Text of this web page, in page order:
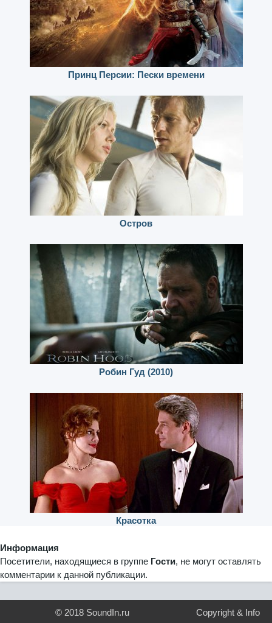
Принц Персии: Пески времени
Остров
Робин Гуд (2010)
Красотка
Информация
Посетители, находящиеся в группе Гости, не могут оставлять
комментарии к данной публикации.
© 2018 SoundIn.ru Copyright & Info